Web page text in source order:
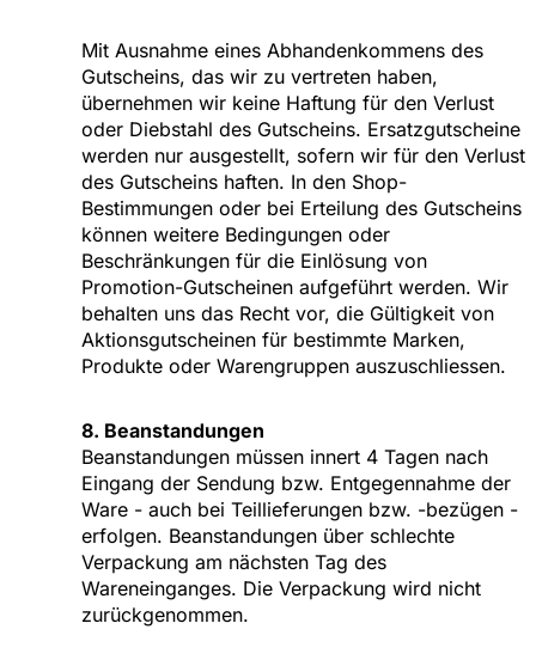
Mit Ausnahme eines Abhandenkommens des
Gutscheins, das wir zu vertreten haben,
übernehmen wir keine Haftung für den Verlust
oder Diebstahl des Gutscheins. Ersatzgutscheine
werden nur ausgestellt, sofern wir für den Verlust
des Gutscheins haften. In den Shop-
Bestimmungen oder bei Erteilung des Gutscheins
können weitere Bedingungen oder
Beschränkungen für die Einlösung von
Promotion-Gutscheinen aufgeführt werden. Wir
behalten uns das Recht vor, die Gültigkeit von
Aktionsgutscheinen für bestimmte Marken,
Produkte oder Warengruppen auszuschliessen.
8. Beanstandungen
Beanstandungen müssen innert 4 Tagen nach
Eingang der Sendung bzw. Entgegennahme der
Ware - auch bei Teillieferungen bzw. -bezügen -
erfolgen. Beanstandungen über schlechte
Verpackung am nächsten Tag des
Wareneinganges. Die Verpackung wird nicht
zurückgenommen.